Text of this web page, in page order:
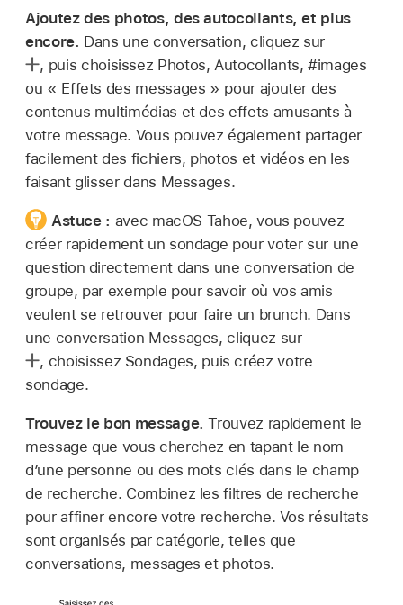
Ajoutez des photos, des autocollants, et plus
encore. Dans une conversation, cliquez sur
, puis choisissez Photos, Autocollants, #images
ou « Effets des messages » pour ajouter des
contenus multimédias et des effets amusants à
votre message. Vous pouvez également partager
facilement des fichiers, photos et vidéos en les
faisant glisser dans Messages.
Astuce : avec macOS Tahoe, vous pouvez
créer rapidement un sondage pour voter sur une
question directement dans une conversation de
groupe, par exemple pour savoir où vos amis
veulent se retrouver pour faire un brunch. Dans
une conversation Messages, cliquez sur
, choisissez Sondages, puis créez votre
sondage.
Trouvez le bon message.Trouvez rapidement le
message que vous cherchez en tapant le nom
d’une personne ou des mots clés dans le champ
de recherche. Combinez les filtres de recherche
pour affiner encore votre recherche. Vos résultats
sont organisés par catégorie, telles que
conversations, messages et photos.